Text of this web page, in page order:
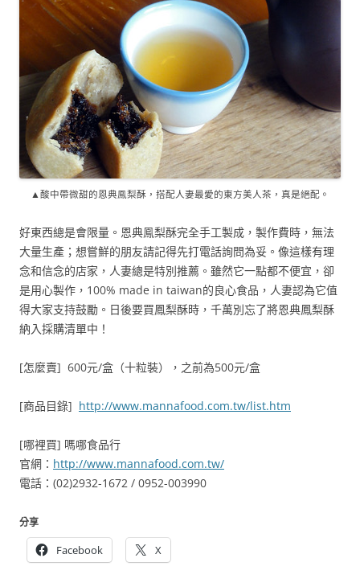
▲酸中帶微甜的恩典鳯梨酥，搭配人妻最愛的東方美人茶，真是絕配。
好東西總是會限量。恩典鳯梨酥完全手工製成，製作費時，無法
大量生產；想嘗鮮的朋友請記得先打電話詢問為妥。像這樣有理
念和信念的店家，人妻總是特別推薦。雖然它一點都不便宜，卻
是用心製作，100% made in taiwan的良心食品，人妻認為它值
得大家支持鼓勵。日後要買鳳梨酥時，千萬別忘了將恩典鳳梨酥
納入採購清單中！
[怎麼賣] 600元/盒（十粒裝），之前為500元/盒
[商品目錄] http://www.mannafood.com.tw/list.htm
[哪裡買] 嗎哪食品行
官網： http://www.mannafood.com.tw/
電話：(02)2932-1672 / 0952-003990
分享
Facebook X